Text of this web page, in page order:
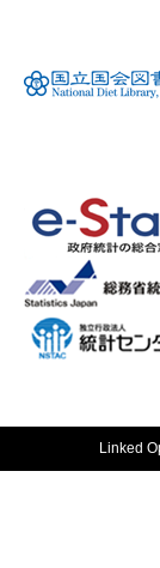
Linked